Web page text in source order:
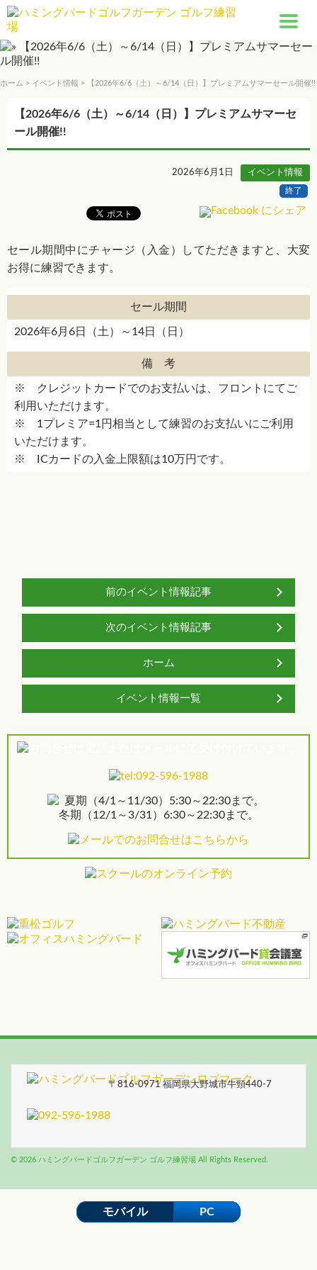
ホーム > イベント情報 > 【2026年6/6（土）～6/14（日）】プレミアムサマーセール開催!!
【2026年6/6（土）～6/14（日）】プレミアムサマーセ
ール開催!!
2026年6月1日 イベント情報
終了
セール期間中にチャージ（入金）してただきますと、大変
お得に練習できます。
セール期間
2026年6月6日（土）～14日（日）
備 考
※ クレジットカードでのお支払いは、フロントにてご
利用いただけます。
※ 1プレミア=1円相当として練習のお支払いにご利用
いただけます。
※ ICカードの入金上限額は10万円です。
前のイベント情報記事
次のイベント情報記事
ホーム
イベント情報一覧
〒816-0971 福岡県大野城市牛頸440-7
© 2026 ハミングバードゴルフガーデン ゴルフ練習場 All Rights Reserved.
モバイル PC